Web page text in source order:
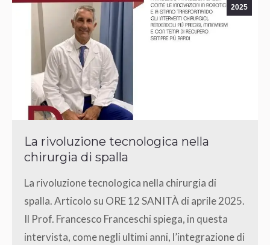
2025
La rivoluzione tecnologica nella
chirurgia di spalla
La rivoluzione tecnologica nella chirurgia di
spalla. Articolo su ORE 12 SANITÀ di aprile 2025.
Il Prof. Francesco Franceschi spiega, in questa
intervista, come negli ultimi anni, l’integrazione di